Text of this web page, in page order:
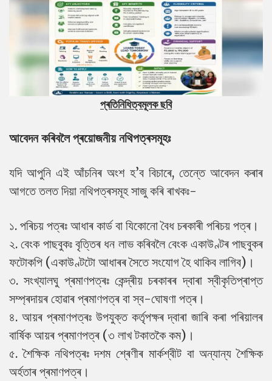
প্ৰতিনিধিত্বমূলক ছবি
আবেদন কৰিবলৈ প্ৰয়োজনীয় নথিপত্ৰসমূহঃ
যদি আপুনি এই আঁচনিৰ অংশ হ’ব বিচাৰে, তেন্তে আবেদন কৰাৰ
আগতে তলত দিয়া নথিপত্ৰসমূহ সাজু কৰি ৰাখকঃ-
১. পৰিচয় পত্ৰঃ আধাৰ কাৰ্ড বা যিকোনো বৈধ চৰকাৰী পৰিচয় পত্ৰ।
২. বেংক পাছবুকঃ বৃত্তিৰ ধন লাভ কৰিবলৈ বেংক একাউণ্টৰ পাছবুকৰ
ফটোকপি (একাউণ্টটো আধাৰৰ সৈতে সংযোগ হৈ থাকিব লাগিব)।
৩. সংখ্যালঘু প্ৰমাণপত্ৰঃ কেন্দ্ৰীয় চৰকাৰৰ দ্বাৰা স্বীকৃতিপ্ৰাপ্ত
সম্প্ৰদায়ৰ হোৱাৰ প্ৰমাণপত্ৰ বা স্ব-ঘোষণা পত্ৰ।
৪. আয়ৰ প্ৰমাণপত্ৰঃ উপযুক্ত কৰ্তৃপক্ষৰ দ্বাৰা জাৰি কৰা পৰিয়ালৰ
বাৰ্ষিক আয়ৰ প্ৰমাণপত্ৰ (৩ লাখ টকাতকৈ কম)।
৫. শৈক্ষিক নথিপত্ৰঃ দশম শ্ৰেণীৰ মাৰ্কশ্বীট বা অন্যান্য শৈক্ষিক
অৰ্হতাৰ প্ৰমাণপত্ৰ।